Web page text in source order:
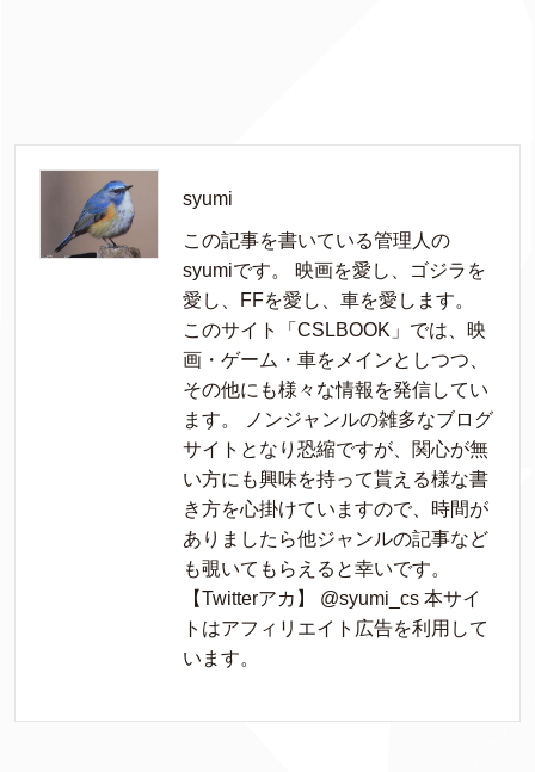
syumi
この記事を書いている管理人の
syumiです。 映画を愛し、ゴジラを
愛し、FFを愛し、車を愛します。
このサイト「CSLBOOK」では、映
画・ゲーム・車をメインとしつつ、
その他にも様々な情報を発信してい
ます。 ノンジャンルの雑多なブログ
サイトとなり恐縮ですが、関心が無
い方にも興味を持って貰える様な書
き方を心掛けていますので、時間が
ありましたら他ジャンルの記事など
も覗いてもらえると幸いです。
【Twitterアカ】 @syumi_cs 本サイ
トはアフィリエイト広告を利用して
います。